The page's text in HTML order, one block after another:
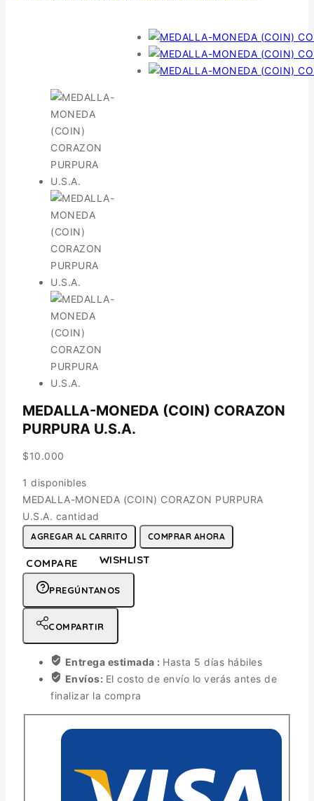
MEDALLA-MONEDA (COIN) CORAZON
PURPURA U.S.A.
$10.000
1 disponibles
MEDALLA-MONEDA (COIN) CORAZON PURPURA
U.S.A. cantidad
AGREGAR AL CARRITO COMPRAR AHORA
COMPARE WISHLIST
PREGÚNTANOS
COMPARTIR
Entrega estimada : Hasta 5 días hábiles
Envíos: El costo de envío lo verás antes de
finalizar la compra